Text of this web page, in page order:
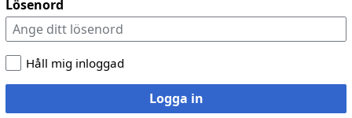
Lösenord
Håll mig inloggad
Logga in